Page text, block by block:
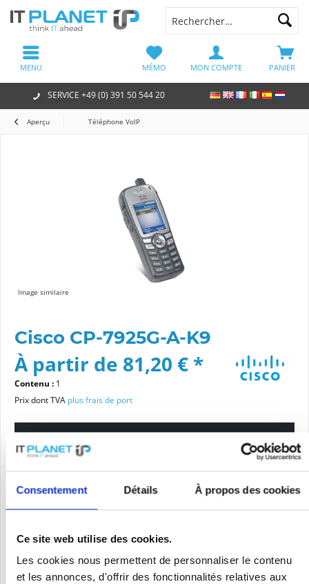
Consentement Détails À propos des cookies
Ce site web utilise des cookies.
Les cookies nous permettent de personnaliser le contenu
et les annonces, d'offrir des fonctionnalités relatives aux
SERVICE +49 (0) 391 50 544 20
PANIER
MÉMO MON COMPTE
MENU
Aperçu Téléphone VoIP
Image similaire
Cisco CP-7925G-A-K9
À partir de 81,20 € *
Contenu : 1
Prix dont TVA plus frais de port
Veuillez choisir une variante
État de l'article
Nouveau remis en état
Dans le panier